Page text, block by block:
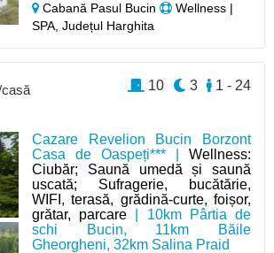
Cabană Pasul Bucin
Wellness |
SPA, Județul Harghita
Cazare Revelion Bucin Borzont
Casa de Oaspeți*** | Wellness:
Ciubăr; Saună umedă și saună
uscată; Sufragerie, bucătărie,
WIFI, terasă, grădină-curte, foișor,
grătar, parcare | 10km Pârtia de
schi Bucin, 11km Băile
Gheorgheni, 32km Salina Praid
1 - 24
3
10